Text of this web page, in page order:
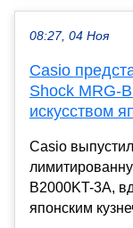
08:27, 04 Ноя
Casio
Shock MRG-
искусством
Casio
B2000KT-3A,
японским